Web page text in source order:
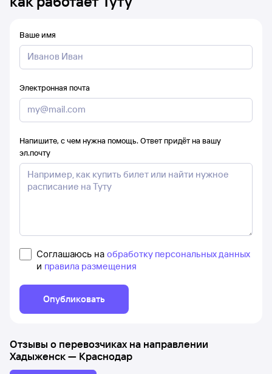
Ваше имя
Электронная почта
Напишите, с чем нужна помощь. Ответ придёт на вашу
эл.почту
Соглашаюсь на обработку персональных данных
и правила размещения
Опубликовать
Отзывы о перевозчиках на направлении
Хадыженск— Краснодар